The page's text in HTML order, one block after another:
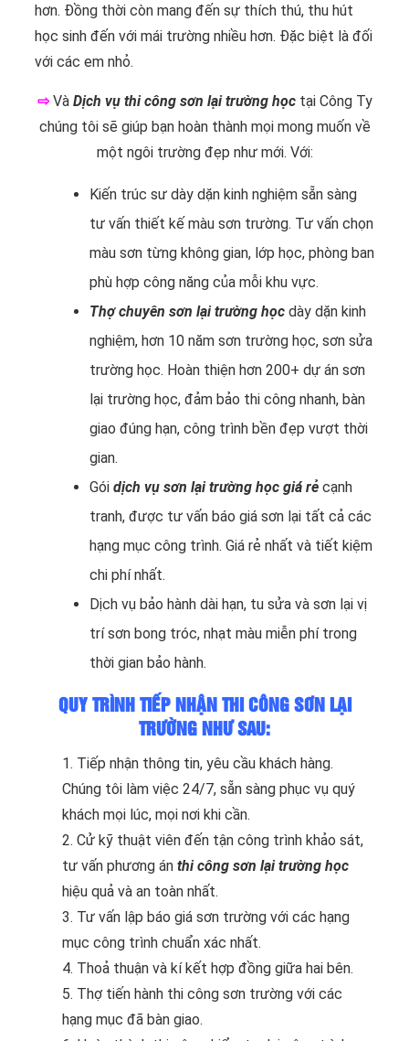
hơn. Đồng thời còn mang đến sự thích thú, thu hút
học sinh đến với mái trường nhiều hơn. Đặc biệt là đối
với các em nhỏ.
⇨Và Dịch vụ thi công sơn lại trường họctại Công Ty
chúng tôi sẽ giúp bạn hoàn thành mọi mong muốn về
một ngôi trường đẹp như mới. Với:
Kiến trúc sư dày dặn kinh nghiệm sẵn sàng
tư vấn thiết kế màu sơn trường. Tư vấn chọn
màu sơn từng không gian, lớp học, phòng ban
phù hợp công năng của mỗi khu vực.
Thợ chuyên sơn lại trường học dày dặn kinh
nghiệm, hơn 10 năm sơn trường học, sơn sửa
trường học. Hoàn thiện hơn 200+ dự án sơn
lại trường học, đảm bảo thi công nhanh, bàn
giao đúng hạn, công trình bền đẹp vượt thời
gian.
Gói dịch vụ sơn lại trường học giá rẻ cạnh
tranh, được tư vấn báo giá sơn lại tất cả các
hạng mục công trình. Giá rẻ nhất và tiết kiệm
chi phí nhất.
Dịch vụ bảo hành dài hạn, tu sửa và sơn lại vị
trí sơn bong tróc, nhạt màu miễn phí trong
thời gian bảo hành.
QUY TRÌNH TIẾP NHẬN THI CÔNG SƠN LẠI
TRƯỜNG NHƯ SAU:
1. Tiếp nhận thông tin, yêu cầu khách hàng.
Chúng tôi làm việc 24/7, sẵn sàng phục vụ quý
khách mọi lúc, mọi nơi khi cần.
2. Cử kỹ thuật viên đến tận công trình khảo sát,
tư vấn phương án thi công sơn lại trường học
hiệu quả và an toàn nhất.
3. Tư vấn lập báo giá sơn trường với các hạng
mục công trình chuẩn xác nhất.
4. Thoả thuận và kí kết hợp đồng giữa hai bên.
5. Thợ tiến hành thi công sơn trường với các
hạng mục đã bàn giao.